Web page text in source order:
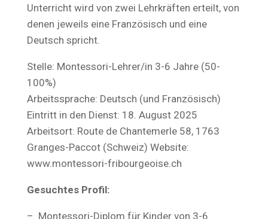
Unterricht wird von zwei Lehrkräften erteilt, von
denen jeweils eine Französisch und eine
Deutsch spricht.
Stelle: Montessori-Lehrer/in 3-6 Jahre (50-
100%)
Arbeitssprache: Deutsch (und Französisch)
Eintritt in den Dienst: 18. August 2025
Arbeitsort: Route de Chantemerle 58, 1763
Granges-Paccot (Schweiz) Website:
www.montessori-fribourgeoise.ch
Gesuchtes Profil:
– Montessori-Diplom für Kinder von 3-6